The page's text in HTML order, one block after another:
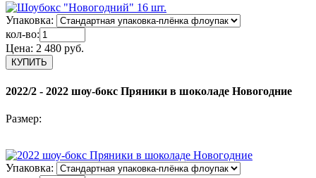
Упаковка:
кол-во:
Цена: 2 480 руб.
2022/2 - 2022 шоу-бокс Пряники в шоколаде Новогодние
Размер:
Упаковка: